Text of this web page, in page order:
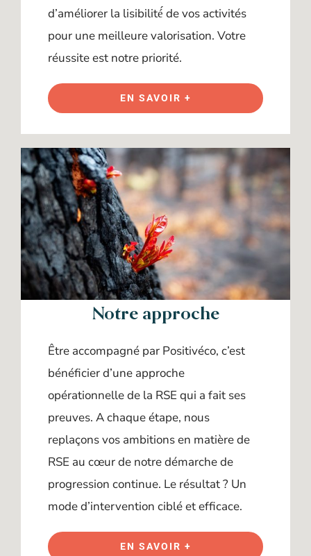
d’améliorer la lisibilité́ de vos activités
pour une meilleure valorisation. Votre
réussite est notre priorité.
EN SAVOIR +
Notre approche
Être accompagné par Positivéco, c’est
bénéficier d’une approche
opérationnelle de la RSE qui a fait ses
preuves. A chaque étape, nous
replaçons vos ambitions en matière de
RSE au cœur de notre démarche de
progression continue. Le résultat ? Un
mode d’intervention ciblé et efficace.
EN SAVOIR +